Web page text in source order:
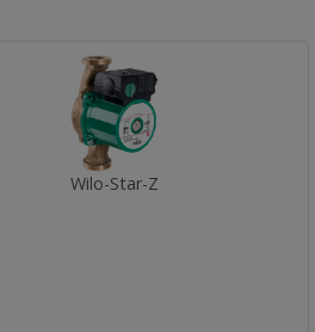
Wilo-Star-Z